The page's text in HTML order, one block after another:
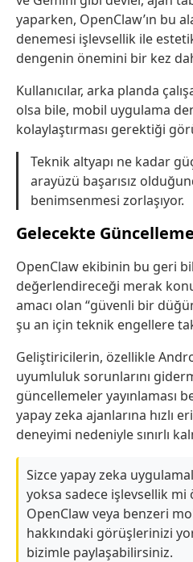
yaparken, OpenClaw’ın bu
denemesi işlevsellik ile
dengenin önemini bir kez
Kullanıcılar, arka planda
olsa bile, mobil uygulama
kolaylaştırması gerektiği
Teknik altyapı ne kadar
arayüzü başarısız
benimsenmesi zorlaşıyor.
Gelecekte
OpenClaw ekibinin bu geri
değerlendireceği merak
amacı olan “güvenli bir
şu an için teknik engellere
Geliştiricilerin, özellikle
uyumluluk sorunlarını
güncellemeler yayınlaması
yapay zeka ajanlarına hızlı
deneyimi nedeniyle sınırlı
Sizce yapay zeka
yoksa sadece işlevsellik mi
OpenClaw veya benzeri
hakkındaki görüşlerinizi
bizimle paylaşabilirsiniz.